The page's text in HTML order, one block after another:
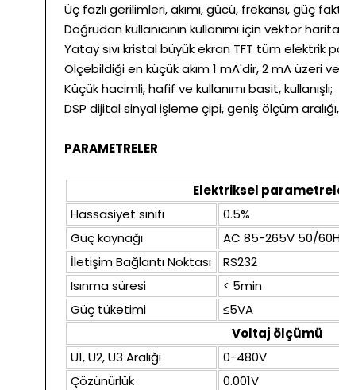
Üç fazlı gerilimleri, akımı, gücü, frekansı, güç
Doğrudan kullanıcının kullanımı için vektör
Yatay sıvı kristal büyük ekran TFT tüm
Ölçebildiği en küçük akım 1 mA'dir, 2 mA üzeri
Küçük hacimli, hafif ve kullanımı basit, kullanışlı;
DSP dijital sinyal işleme çipi, geniş ölçüm
PARAMETRELER
Elektriksel
Hassasiyet sınıfı
0.5%
Güç kaynağı
AC 85-265V 50/
İletişim Bağlantı Noktası
RS232
Isınma süresi
< 5min
Güç tüketimi
≤5VA
Voltaj ölçümü
U1, U2, U3 Aralığı
0-480V
Çözünürlük
0.001V